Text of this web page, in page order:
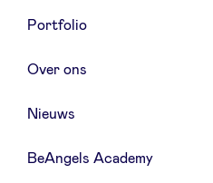
Portfolio
Over ons
Nieuws
BeAngels Academy